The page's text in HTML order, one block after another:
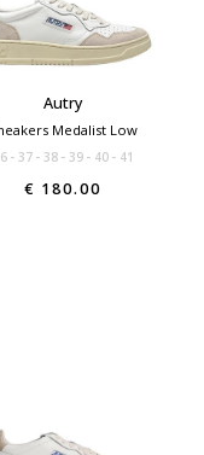
Autry
Medalist Low
37 38 39 40 41
€ 180.00